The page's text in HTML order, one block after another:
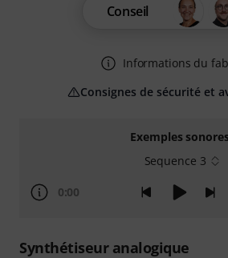
Exemples
Sequence 3
0:00
Synthétiseur analogique
Conseil
Informations du
Consignes de sécurité et